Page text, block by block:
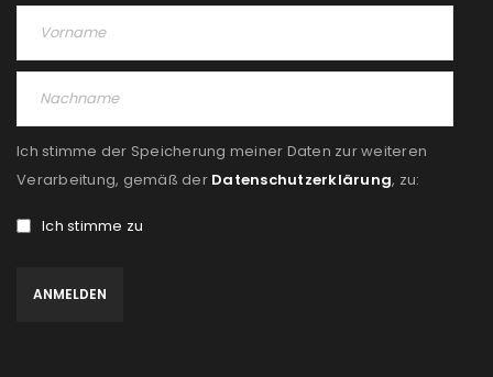
Ich stimme der Speicherung meiner Daten zur weiteren
Verarbeitung, gemäß der Datenschutzerklärung, zu:
Ich stimme zu